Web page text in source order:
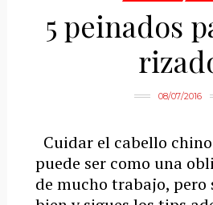
5 peinados
08/07/2016
Cuidar el cabello
puede ser como una
de mucho trabajo, pero